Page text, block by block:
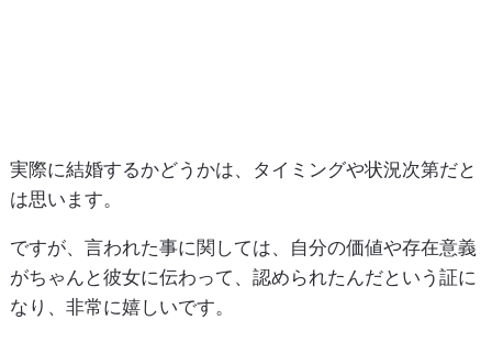
実際に結婚するかどうかは、タイミングや状況次第だと
は思います。
ですが、言われた事に関しては、自分の価値や存在意義
がちゃんと彼女に伝わって、認められたんだという証に
なり、非常に嬉しいです。